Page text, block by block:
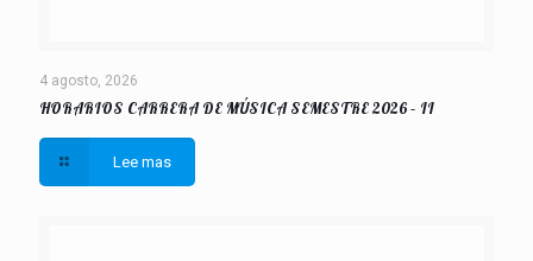
4 agosto, 2026
HORARIOS CARRERA DE MÚSICA SEMESTRE 2026 – II
Lee mas